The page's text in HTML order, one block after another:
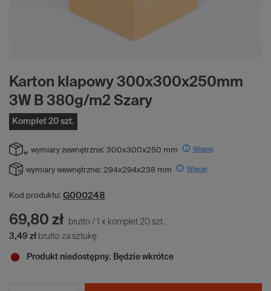
Karton klapowy 300x300x250mm
3W B 380g/m2 Szary
Komplet 20 szt.
wymiary zewnętrzne: 300x300x250 mm Więcej
wymiary wewnętrzne: 294x294x238 mm Więcej
Kod produktu: G000248
69,80 zł brutto / 1 x komplet 20 szt.
3,49 zł brutto za sztukę
Produkt niedostępny. Będzie wkrótce